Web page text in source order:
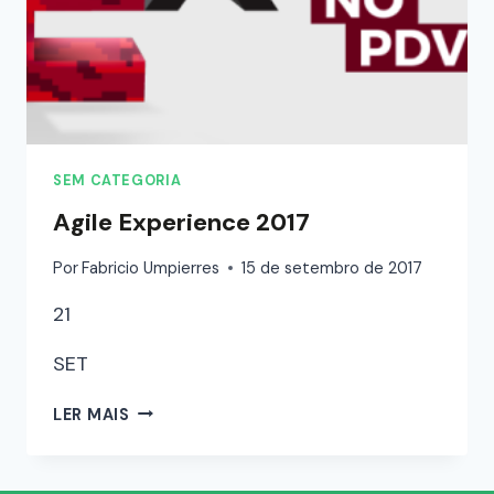
SEM CATEGORIA
Agile Experience 2017
PorFabricio Umpierres 15 de setembro de 2017
21
SET
LER MAIS